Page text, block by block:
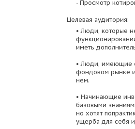
- Просмотр
Целевая аудитория:
• Люди, которые
иметь
• Люди, имеющие
фондовом рынке
нем.
• Начинающие
базовыми
но хотят
ущерба для себя